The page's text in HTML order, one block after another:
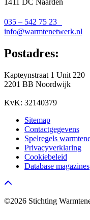
1411 DC Naarden
035 – 542 75 23
info@warmtenetwerk.nl
Postadres:
Kapteynstraat 1 Unit 220
2201 BB Noordwijk
KvK: 32140379
Sitemap
Contactgegevens
Spelregels
Privacyverklaring
Cookiebeleid
Database magazines
©2026 Stichting